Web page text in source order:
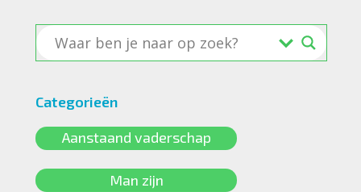
Categorieën
Aanstaand vaderschap
Man zijn